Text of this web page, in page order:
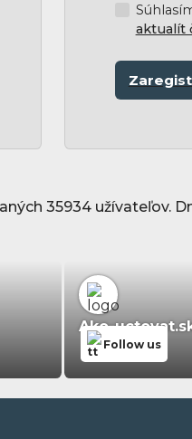
aktualít
35934 užívateľov.
Ako-
Follow us